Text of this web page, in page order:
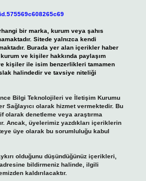
bir marka, kurum veya şahıs
Sitede yalnızca kendi
Burada yer alan içerikler haber
ve kişiler hakkında paylaşım
kişiler ile isim benzerlikleri tamamen
halindedir ve tavsiye niteliği
Bilgi Teknolojileri ve İletişim Kurumu
Sağlayıcı olarak hizmet vermektedir. Bu
denetleme veya araştırma
Ancak, üyelerimiz yazdıkları içeriklerin
üye olarak bu sorumluluğu kabul
olduğunu düşündüğünüz içerikleri,
bildirmeniz halinde, ilgili
kaldırılacaktır.